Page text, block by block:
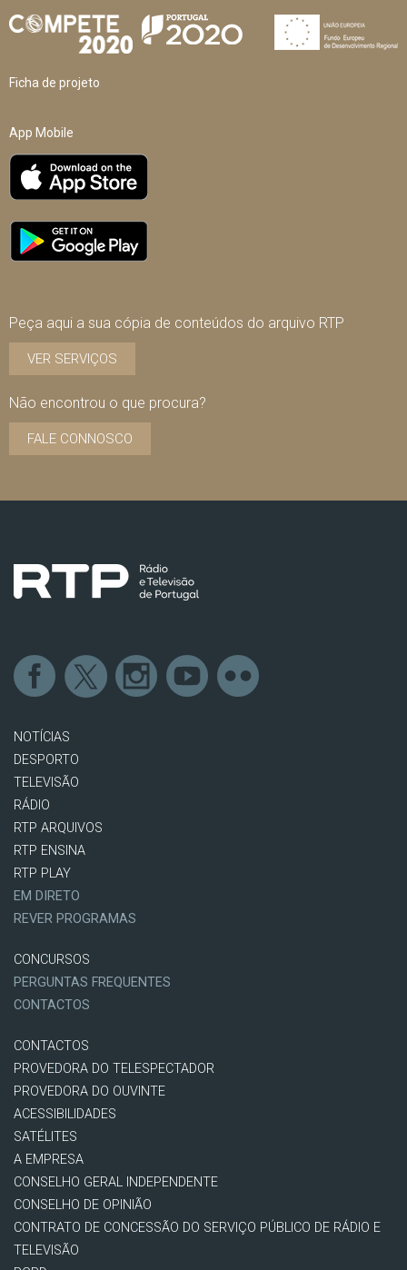
Ficha de projeto
App Mobile
Peça aqui a sua cópia de conteúdos do arquivo RTP
VER SERVIÇOS
Não encontrou o que procura?
FALE CONNOSCO
NOTÍCIAS
DESPORTO
TELEVISÃO
RÁDIO
RTP ARQUIVOS
RTP ENSINA
RTP PLAY
EM DIRETO
REVER PROGRAMAS
CONCURSOS
PERGUNTAS FREQUENTES
CONTACTOS
CONTACTOS
PROVEDORA DO TELESPECTADOR
PROVEDORA DO OUVINTE
ACESSIBILIDADES
SATÉLITES
A EMPRESA
CONSELHO GERAL INDEPENDENTE
CONSELHO DE OPINIÃO
CONTRATO DE CONCESSÃO DO SERVIÇO PÚBLICO DE RÁDIO E
TELEVISÃO